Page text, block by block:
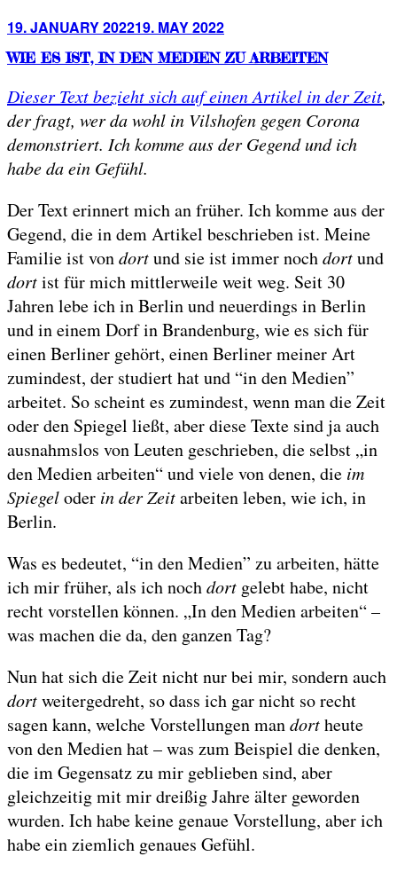
Posted
19. JANUARY 202219. MAY 2022
WIE ES IST, IN DEN MEDIEN ZU ARBEITEN
Dieser Text bezieht sich auf einen Artikel in der Zeit,
der fragt, wer da wohl in Vilshofen gegen Corona
demonstriert. Ich komme aus der Gegend und ich
habe da ein Gefühl.
Der Text erinnert mich an früher. Ich komme aus der
Gegend, die in dem Artikel beschrieben ist. Meine
Familie ist vondortund sie ist immer nochdortund
dortist für mich mittlerweile weit weg. Seit 30
Jahren lebe ich in Berlin und neuerdings in Berlin
und in einem Dorf in Brandenburg, wie es sich für
einen Berliner gehört, einen Berliner meiner Art
zumindest, der studiert hat und “in den Medien”
arbeitet. So scheint es zumindest, wenn man die Zeit
oder den Spiegel ließt, aber diese Texte sind ja auch
ausnahmslos von Leuten geschrieben, die selbst „in
den Medien arbeiten“ und viele von denen, die im
Spiegeloder in der Zeitarbeiten leben, wie ich, in
Berlin.
Was es bedeutet, “in den Medien” zu arbeiten, hätte
ich mir früher, als ich nochdort gelebt habe, nicht
recht vorstellen können. „In den Medien arbeiten“ –
was machen die da, den ganzen Tag?
Nun hat sich die Zeit nicht nur bei mir, sondern auch
dortweitergedreht, so dass ich gar nicht so recht
sagen kann, welche Vorstellungen mandortheute
von den Medien hat – was zum Beispiel die denken,
die im Gegensatz zu mir geblieben sind, aber
gleichzeitig mit mir dreißig Jahre älter geworden
wurden. Ich habe keine genaue Vorstellung, aber ich
habe ein ziemlich genaues Gefühl.